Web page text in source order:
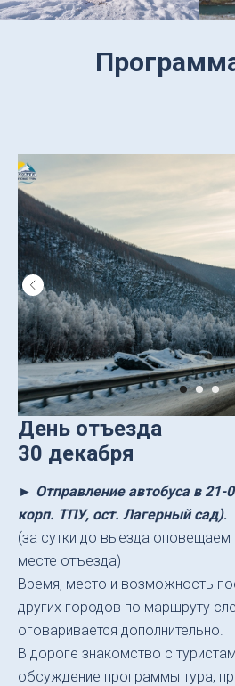
День отъезда
30 декабря
► Отправление автобуса в 21-
корп. ТПУ, ост. Лагерный сад).
(за сутки до выезда
месте отъезда)
Время, место и возможность
других городов по маршруту
оговаривается дополнительно.
В дороге знакомство с
обсуждение программы тура,